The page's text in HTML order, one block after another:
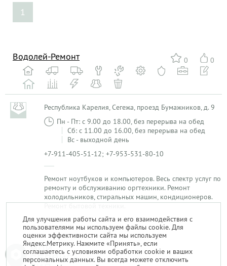
1
0 0
Водолей-Ремонт
Республика Карелия, Сегежа, проезд Бумажников, д. 9
Пн - Пт: с 9.00 до 18.00, без перерыва на обед
Сб: с 11.00 до 16.00, без перерыва на обед
Вс - выходной день
+7-911-405-51-12; +7-953-531-80-10
Ремонт ноутбуков и компьютеров. Весь спектр услуг по
ремонту и обслуживанию оргтехники. Ремонт
холодильников, стиральных машин, кондиционеров.
Ремонт бытовой техники.
1
Для улучшения работы сайта и его взаимодействия с
пользователями мы используем файлы cookie. Для
оценки эффективности сайта мы используем
Яндекс.Метрику. Нажмите «Принять», если
соглашаетесь с условиями обработки cookie и ваших
персональных данных. Вы всегда можете отключить